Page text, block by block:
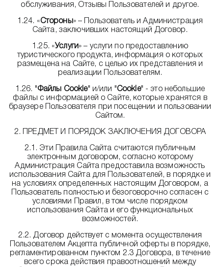
обслуживания, Отзывы Пользователей и другое.
1.24. «Стороны » – Пользователь и Администрация
Сайта, заключивших настоящий Договор.
1.25. «Услуги » – услуги по предоставлению
туристического продукта, информация о которых
размещена на Сайте, с целью их представления и
реализации Пользователям.
1.26. "Файлы Cookie" и/или "Cookie" - это небольшие
файлы с информацией о Сайте, которые хранятся в
браузере Пользователя при посещении и пользовании
Сайтом.
2. ПРЕДМЕТ И ПОРЯДОК ЗАКЛЮЧЕНИЯ ДОГОВОРА
2.1. Эти Правила Сайта считаются публичным
электронным договором, согласно которому
Администрация Сайта предоставила возможность
использования Сайта для Пользователей, в порядке и
на условиях определенных настоящим Договором, а
Пользователь полностью и безоговорочно согласен с
условиями Правил, в том числе порядком
использования Сайта и его функциональных
возможностей.
2.2. Договор действует с момента осуществления
Пользователем Акцепта публичной оферты в порядке,
регламентированном пунктом 2.3 Договора, в течение
всего срока действия правоотношений между